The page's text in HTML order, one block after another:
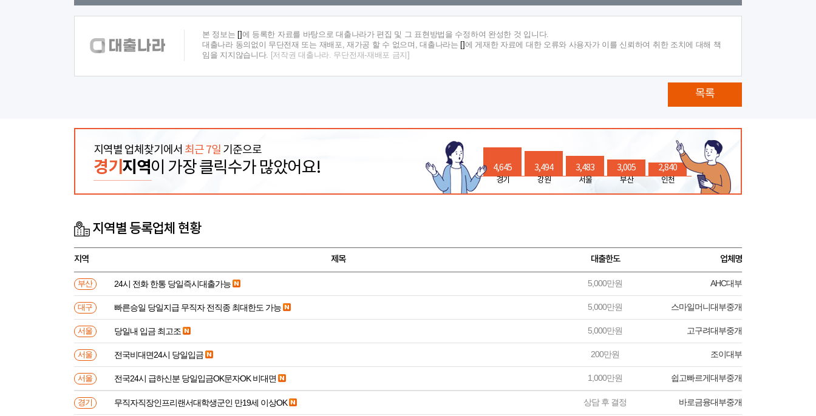
본 정보는
에 등록한 자료를 바탕으로 대출나라가 편집 및 그 표현방법을 수정하여 완성한 것 입니다.
대출나라 동의없이 무단전재 또는 재배포, 재가공 할 수 없으며, 대출나라는
에 게재한 자료에 대한 오류와 사용자가 이를 신뢰하여 취한 조치에 대해 책
임을 지지않습니다.
[저작권 대출나라. 무단전재-재배포 금지]
목록
지역별 업체찾기에서 최근 7일 기준으로
경기 지역이 가장 클릭수가 많았어요! 4,645
경기
3,494
강원
3,483
서울
3,005
부산
2,840
인천
지역별 등록업체 현황
지역 제목 대출한도 업체명
부산 24시 전화 한통 당일즉시대출가능 5,000만원 AHC대부
대구 빠른승일 당일지급 무직자 전직종 최대한도 가능 5,000만원 스마일머니대부중개
서울 당일내 입금 최고조 5,000만원 고구려대부중개
서울 전국비대면24시 당일입금 200만원 조이대부
서울 전국24시 급하신분 당일입금OK문자OK 비대면 1,000만원 쉽고빠르게대부중개
경기 무직자직장인프리랜서대학생군인 만19세 이상OK 상담 후 결정 바로금융대부중개